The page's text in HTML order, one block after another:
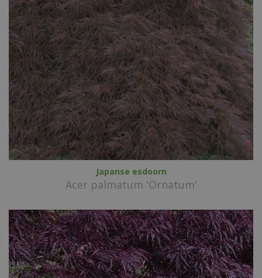
Japanse esdoorn
Acer palmatum 'Ornatum'